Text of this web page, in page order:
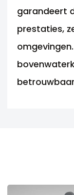
garandeert
prestaties,